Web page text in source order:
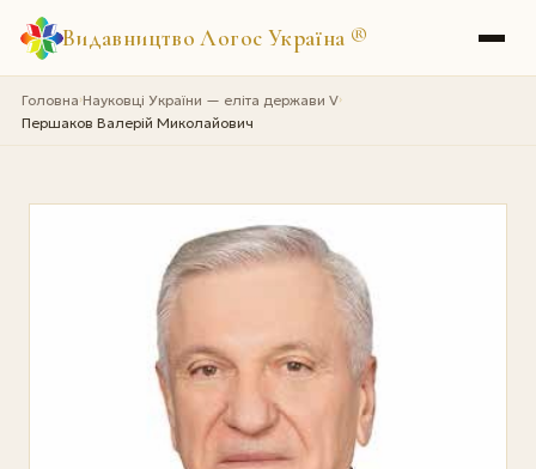
Видавництво Логос Україна ®
Головна›Науковці України — еліта держави V›
Першаков Валерій Миколайович